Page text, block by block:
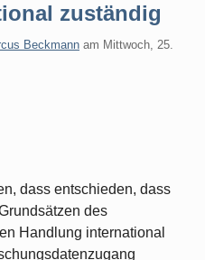
zuständig
Beckmann am Mittwoch, 25.
dass entschieden, dass
des
Handlung international